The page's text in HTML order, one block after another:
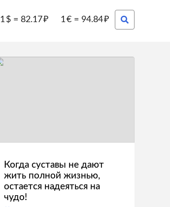
1 = 82.17 1 = 94.84
Когда суставы не дают
жить полной жизнью,
остается надеяться на
чудо!